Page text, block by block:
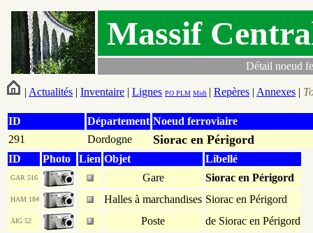
Massif
Détail noeud
| Actualités | Inventaire | Lignes PO PLM Midi | Repères | Annexes |
ID Département Noeud ferroviaire
291
Dordogne Siorac en Périgord
ID Photo Lien Objet Libellé
GAR 516 Gare Siorac en Périgord
HAM 184 Halles à marchandises Siorac en Périgord
AIG 52 Poste de Siorac en Périgord